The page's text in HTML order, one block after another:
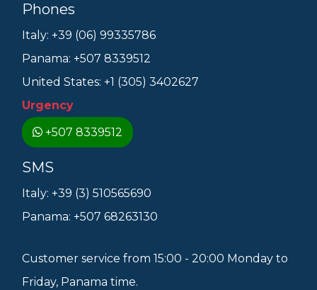
Phones
Italy: +39 (06) 99335786
Panama: +507 8339512
United States: +1 (305) 3402627
Urgency
+507 8339512
SMS
Italy: +39 (3) 510565690
Panama: +507 68263130
Customer service from 15:00 - 20:00 Monday to
Friday, Panama time.